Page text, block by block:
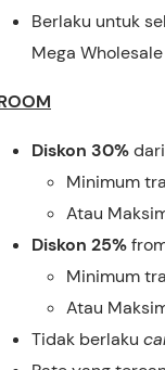
Berlaku untuk
Mega
Diskon 30%dari
Minimum
Atau
Diskon 25%
Minimum
Atau
Tidak berlaku